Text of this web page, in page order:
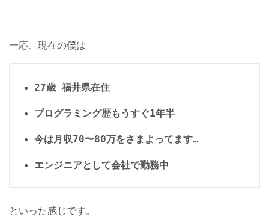
一応、現在の僕は
27歳 福井県在住
プログラミング歴もうすぐ1年半
今は月収70〜80万をさまよってます…
エンジニアとして会社で勤務中
といった感じです。